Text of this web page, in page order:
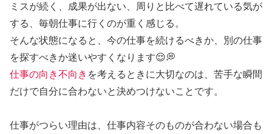
ミスが続く、成果が出ない、周りと比べて遅れている気が
する、毎朝仕事に行くのが重く感じる。
そんな状態になると、今の仕事を続けるべきか、別の仕事
を探すべきか迷いやすくなります😌💭
仕事の向き不向き を考えるときに大切なのは、苦手な瞬間
だけで自分に合わないと決めつけないことです。
仕事がつらい理由は、仕事内容そのものが合わない場合も